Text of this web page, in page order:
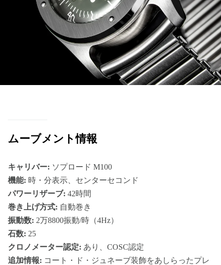
ムーブメント情報
キャリバー: ソプロード M100
機能: 時・分表示、センターセコンド
パワーリザーブ: 42時間
巻き上げ方式: 自動巻き
振動数: 2万8800振動/時（4Hz）
石数: 25
クロノメーター認定: あり、COSC認定
追加情報: コート・ド・ジュネーブ装飾をあしらったプレ